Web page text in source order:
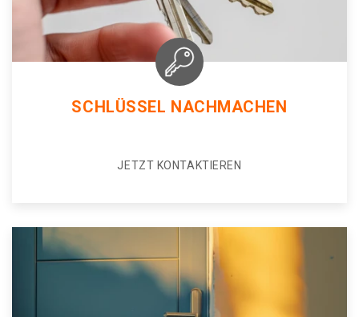
SCHLÜSSEL NACHMACHEN
JETZT KONTAKTIEREN